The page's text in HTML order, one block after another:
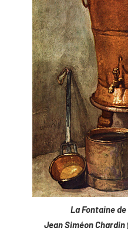
La Fontaine
Jean Siméon Chardin